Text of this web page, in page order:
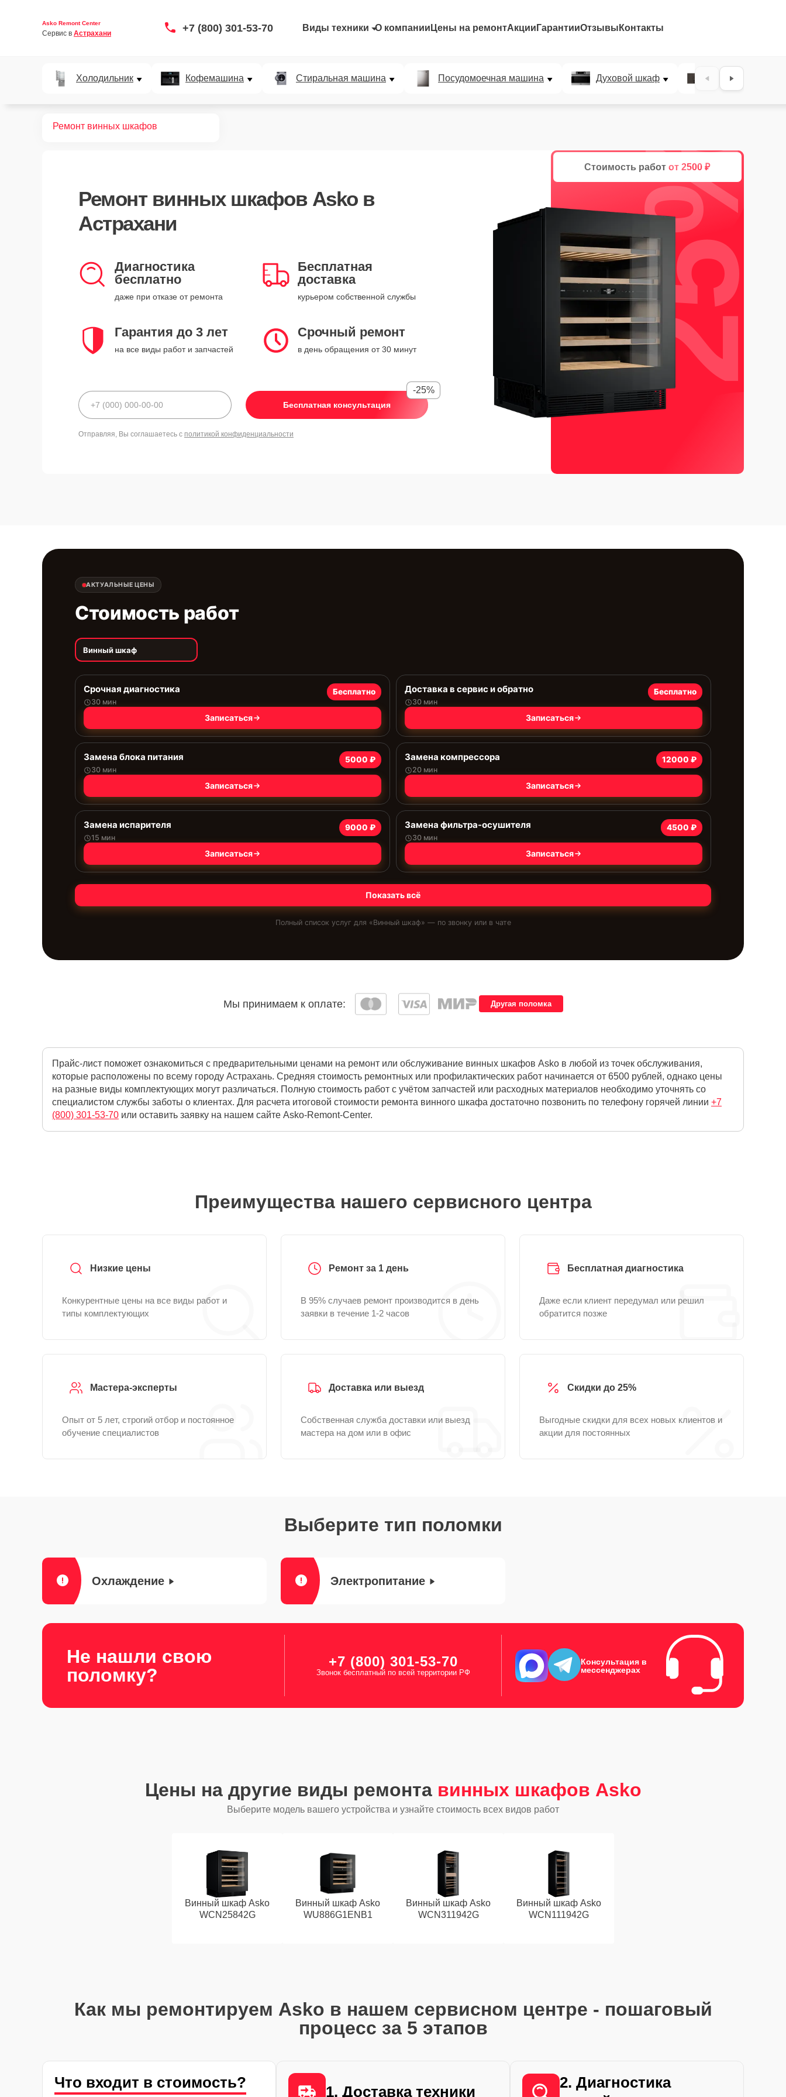
Asko Remont Center
Сервис в Астрахани +7 (800) 301-53-70 Виды техники О компании Цены на ремонтАкции ГарантииОтзывы Контакты
Холодильник Кофемашина Стиральная машина Посудомоечная машина Духовой шкаф Варочная
Ремонт винных шкафов
Ремонт винных шкафов Askoв
Астрахани
Диагностика
бесплатно
даже при отказе от ремонта
Бесплатная
доставка
курьером собственной службы
Гарантия до 3 лет
на все виды работ и запчастей
Срочный ремонт
в день обращения от 30 минут
Бесплатная консультация
-25%
Отправляя, Вы соглашаетесь с политикой конфиденциальности
Стоимость работ от 2500 ₽
25%
АКТУАЛЬНЫЕ ЦЕНЫ
Стоимость работ
Винный шкаф
Срочная диагностика
30 мин
Бесплатно
Записаться
Доставка в сервис и обратно
30 мин
Бесплатно
Записаться
Замена блока питания
30 мин
5000 ₽
Записаться
Замена компрессора
20 мин
12000 ₽
Записаться
Замена испарителя
15 мин
9000 ₽
Записаться
Замена фильтра-осушителя
30 мин
4500 ₽
Записаться
Показать всё
Полный список услуг для «Винный шкаф» — по звонку или в чате
Мы принимаем к оплате: Другая поломка
Прайс-лист поможет ознакомиться с предварительными ценами на ремонт или обслуживание винных шкафов Asko в любой из точек обслуживания,
которые расположены по всему городу Астрахань. Средняя стоимость ремонтных или профилактических работ начинается от 6500 рублей, однако цены
на разные виды комплектующих могут различаться. Полную стоимость работ с учётом запчастей или расходных материалов необходимо уточнять со
специалистом службы заботы о клиентах. Для расчета итоговой стоимости ремонта винного шкафа достаточно позвонить по телефону горячей линии +7
(800) 301-53-70 или оставить заявку на нашем сайте Asko-Remont-Center.
Преимущества нашего сервисного центра
Низкие цены
Конкурентные цены на все виды работ и
типы комплектующих
Ремонт за 1 день
В 95% случаев ремонт производится в день
заявки в течение 1-2 часов
Бесплатная диагностика
Даже если клиент передумал или решил
обратится позже
Мастера-эксперты
Опыт от 5 лет, строгий отбор и постоянное
обучение специалистов
Доставка или выезд
Собственная служба доставки или выезд
мастера на дом или в офис
Скидки до 25%
Выгодные скидки для всех новых клиентов и
акции для постоянных
Выберите тип поломки
Охлаждение Электропитание
Не нашли свою
поломку?
+7 (800) 301-53-70
Звонок бесплатный по всей территории РФ
Консультация в
мессенджерах
Цены на другие виды ремонта винных шкафов Asko
Выберите модель вашего устройства и узнайте стоимость всех видов работ
Винный шкаф Asko
WCN25842G
Винный шкаф Asko
WU886G1ENB1
Винный шкаф Asko
WCN311942G
Винный шкаф Asko
WCN111942G
Как мы ремонтируем Asko в нашем сервисном центре - пошаговый
процесс за 5 этапов
Что входит в стоимость?
1. Доставка техники
2. Диагностика